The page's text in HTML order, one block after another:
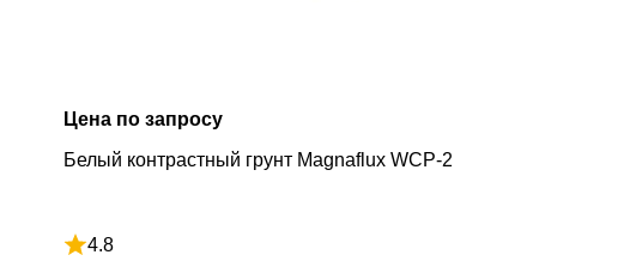
Цена по запросу
Белый контрастный грунт Magnaflux WCP-2
4.8
Рейтинг 4.8 из 5